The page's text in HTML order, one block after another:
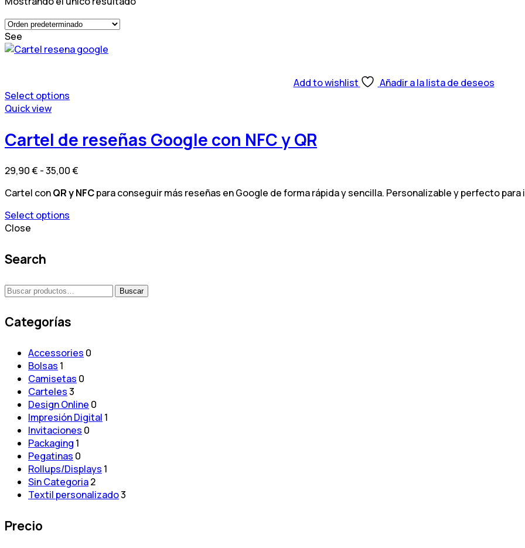
See
Add to wishlist
Añadir a la lista de deseos
Select options
Este
tiene
múltiples
Las
se
pueden
elegir
página
producto
Quick view
Cartel de reseñas Google con NFC y QR
29,90€ -35,00€
precios:
Cartel conQR y NFCpara conseguir más reseñas en Google de forma rápida y sencilla. Personalizable y perfecto
Select options
Este
tiene
múltiples
Las
se
pueden
página
producto
Close
Search
Buscar
Buscar
Categorías
Accessories 0
Bolsas 1
Camisetas 0
Carteles3
Design Online 0
Impresión Digital 1
Invitaciones 0
Packaging 1
Pegatinas 0
Rollups/Displays 1
Sin Categoria2
Textil personalizado3
Precio